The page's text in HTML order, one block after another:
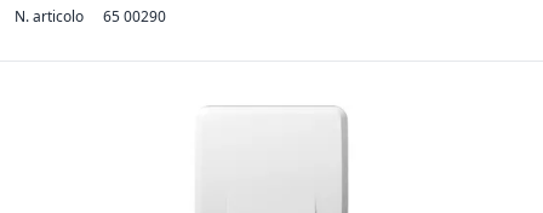
N. articolo 65 00290